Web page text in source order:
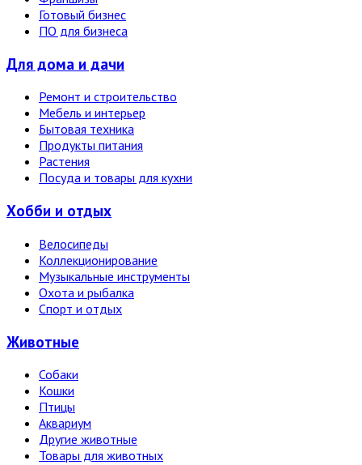
Готовый бизнес
ПО для бизнеса
Для дома и дачи
Ремонт и строительство
Мебель и интерьер
Бытовая техника
Продукты питания
Растения
Посуда и товары для кухни
Хобби и отдых
Велосипеды
Коллекционирование
Музыкальные инструменты
Охота и рыбалка
Спорт и отдых
Животные
Собаки
Кошки
Птицы
Аквариум
Другие животные
Товары для животных